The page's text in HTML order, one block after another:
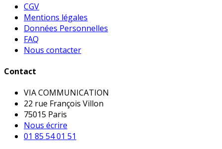
CGV
Mentions légales
Données Personnelles
FAQ
Nous contacter
Contact
VIA COMMUNICATION
22 rue François Villon
75015 Paris
Nous écrire
01 85 54 01 51